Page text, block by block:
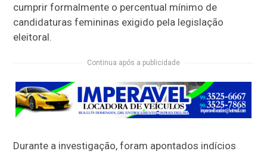
cumprir formalmente o percentual mínimo de
candidaturas femininas exigido pela legislação
eleitoral.
Continua após a publicidade
Durante a investigação, foram apontados indícios